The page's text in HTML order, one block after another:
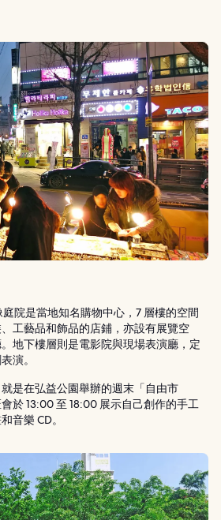
院是當地知名購物中心，7 層樓的空間
工藝品和飾品的店鋪，亦設有展覽空
地下樓層則是電影院與現場表演廳，定
演。
是在弘益公園舉辦的週末「自由市
於 13:00 至 18:00 展示自己創作的手工
音樂 CD。